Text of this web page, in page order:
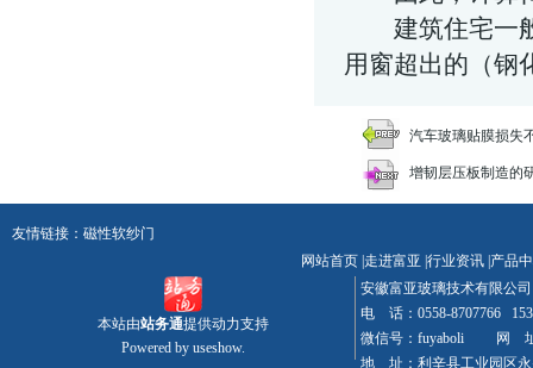
建筑住宅一般
用窗超出的（钢
汽车玻璃贴膜损失
增韧层压板制造的
友情链接： 磁性软纱门
网站首页|走进富亚 |行业资讯|产品
本站由站务通提供动力支持
Powered by useshow.
安徽富亚玻璃技术有限
电 话：0558-8707766
微信号：fuyaboli 网 址
地 址：利辛县工业园区永